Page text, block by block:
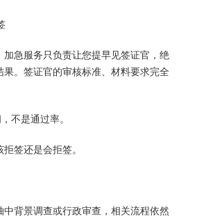
加急服务只负责让您提早见签证官，绝
果。签证官的审核标准、材料要求完全
不是通过率。
签还是会拒签。
背景调查或行政审查，相关流程依然